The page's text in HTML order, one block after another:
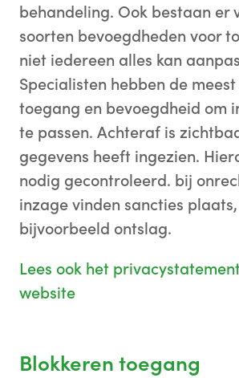
behandeling. Ook bestaan er
soorten bevoegdheden voor
niet iedereen alles kan
Specialisten hebben de
toegang en bevoegdheid om
te passen. Achteraf is
gegevens heeft ingezien.
nodig gecontroleerd. bij
inzage vinden sancties
bijvoorbeeld ontslag.
Lees ook het
website
Blokkeren toegang